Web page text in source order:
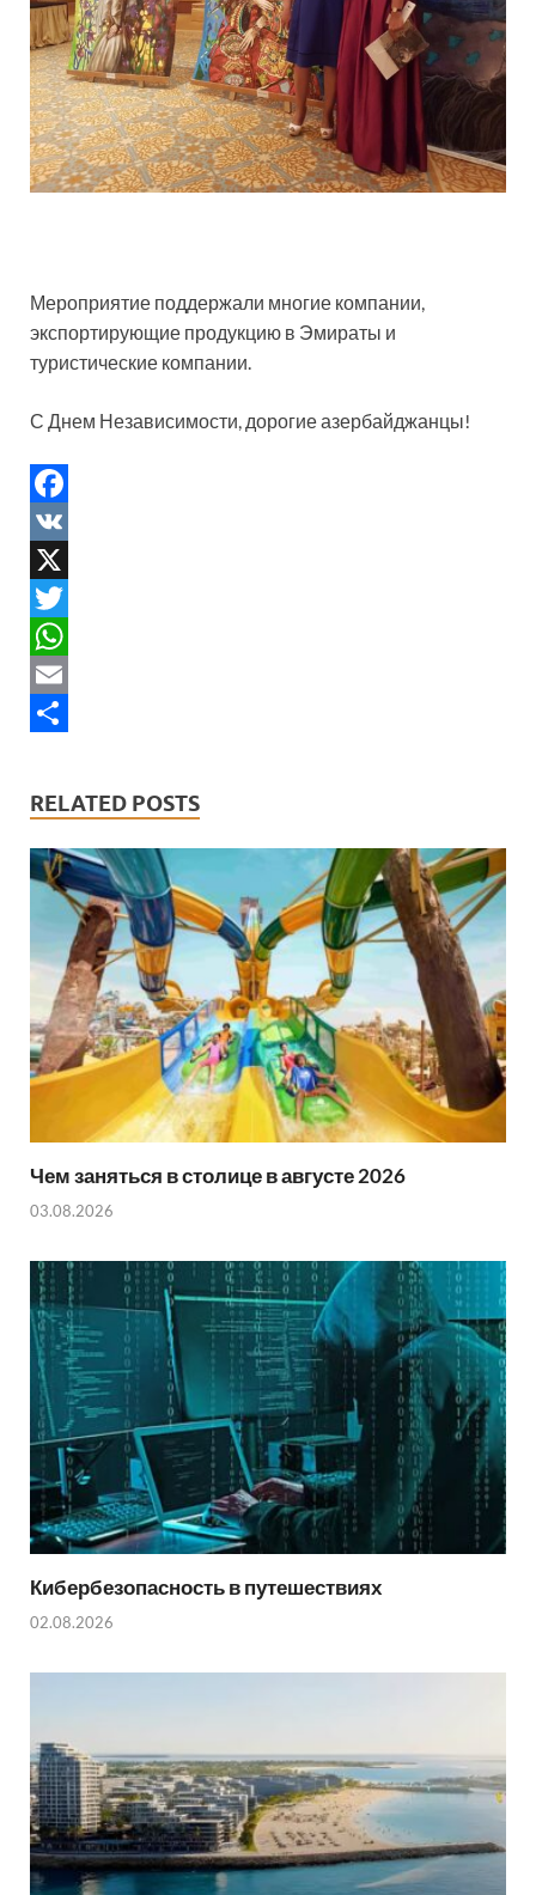
Мероприятие поддержали многие компании,
экспортирующие продукцию в Эмираты и
туристические компании.
С Днем Независимости, дорогие азербайджанцы!
F
a
c
e
b
o
V
K
X
T
w
e
r
W
h
s
A
E
i
l
a
r
RELATED POSTS
Чем заняться в столице в августе 2026
03.08.2026
Кибербезопасность в путешествиях
02.08.2026